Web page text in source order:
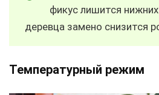
фикус лишится
деревца замено снизится
Температурный режим